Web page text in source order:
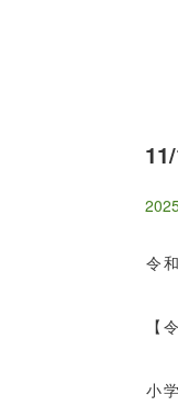
令
【
小